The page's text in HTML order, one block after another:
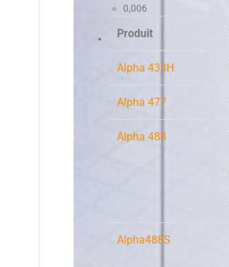
0,006
Produit
Alpha 433H
Alpha 477
Alpha 488
Alpha488S